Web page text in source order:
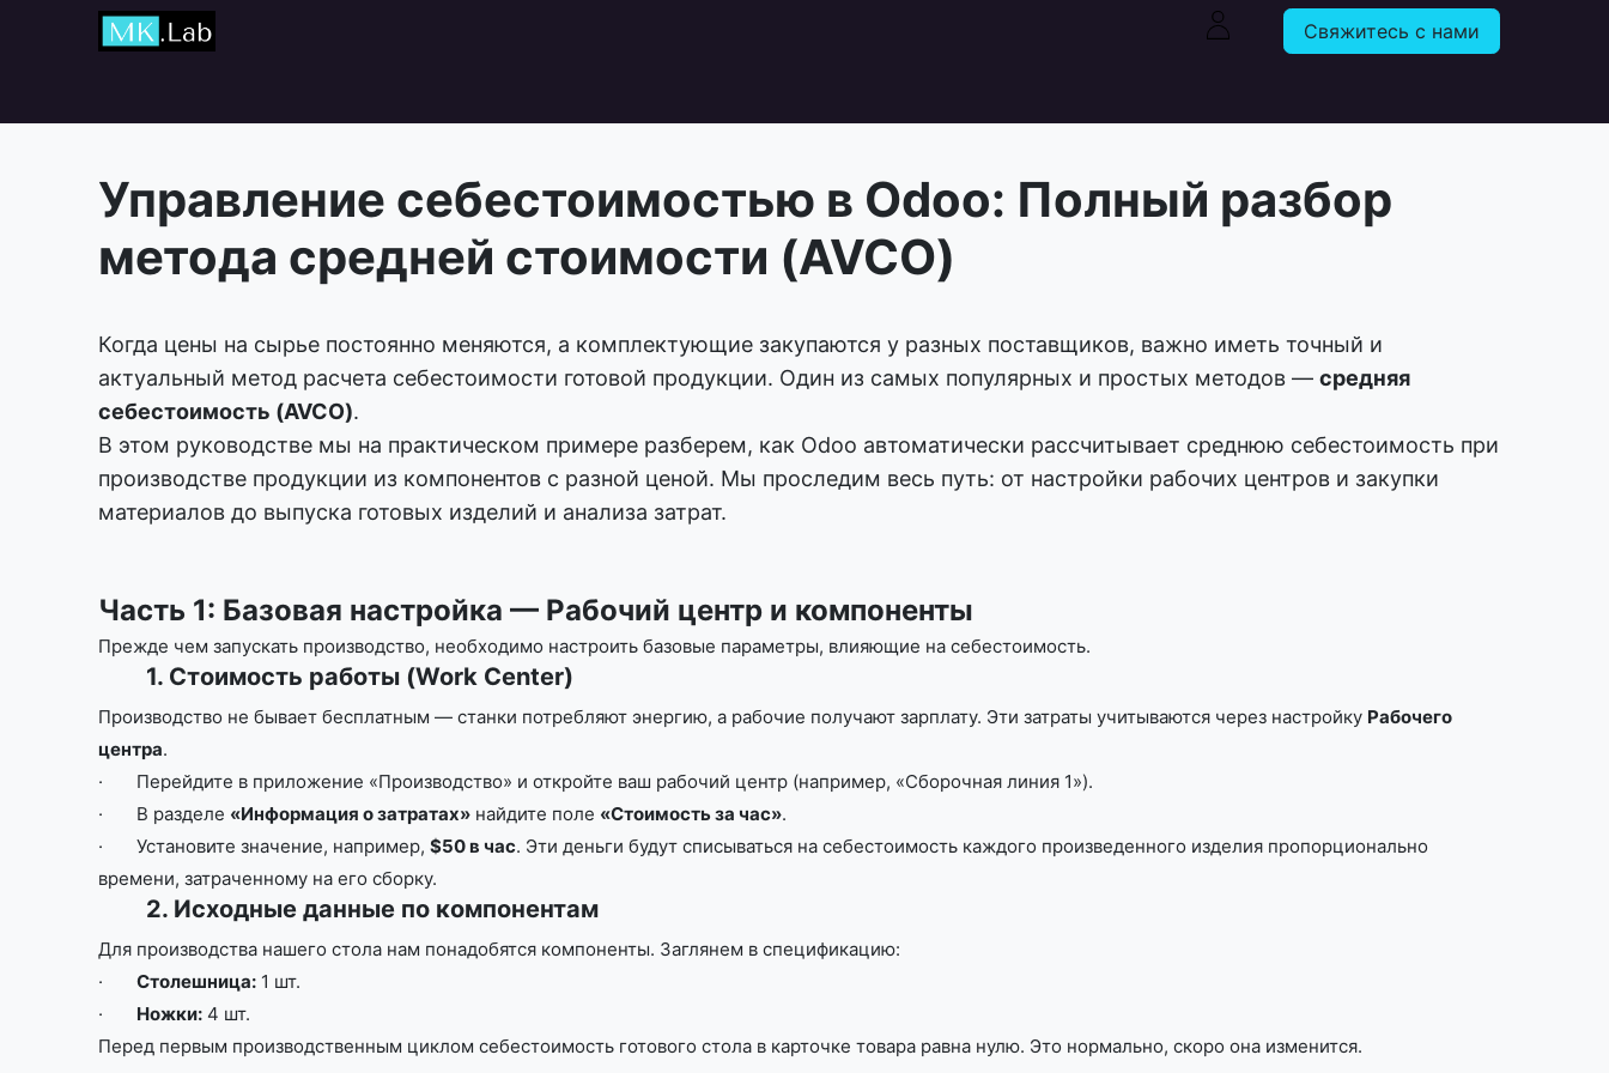
Свяжитесь с нами
Управление себестоимостью в Odoo: Полный разбор
метода средней стоимости (AVCO)
Когда цены на сырье постоянно меняются, а комплектующие закупаются у разных поставщиков, важно иметь точный и
актуальный метод расчета себестоимости готовой продукции. Один из самых популярных и простых методов —средняя
себестоимость (AVCO).
В этом руководстве мы на практическом примере разберем, как Odoo автоматически рассчитывает среднюю себестоимость при
производстве продукции из компонентов с разной ценой. Мы проследим весь путь: от настройки рабочих центров и закупки
материалов до выпуска готовых изделий и анализа затрат.
Часть 1: Базовая настройка — Рабочий центр и компоненты
Прежде чем запускать производство, необходимо настроить базовые параметры, влияющие на себестоимость.
​1. Стоимость работы (Work Center)
Производство не бывает бесплатным — станки потребляют энергию, а рабочие получают зарплату. Эти затраты учитываются через настройку Рабочего
центра.
· Перейдите в приложение «Производство» и откройте ваш рабочий центр (например, «Сборочная линия 1»).
· В разделе «Информация о затратах» найдите поле «Стоимость за час».
· Установите значение, например,$50 в час. Эти деньги будут списываться на себестоимость каждого произведенного изделия пропорционально
времени, затраченному на его сборку.
​2. Исходные данные по компонентам
Для производства нашего стола нам понадобятся компоненты. Заглянем в спецификацию:
·Столешница: 1 шт.
· Ножки: 4 шт.
Перед первым производственным циклом себестоимость готового стола в карточке товара равна нулю. Это нормально, скоро она изменится.